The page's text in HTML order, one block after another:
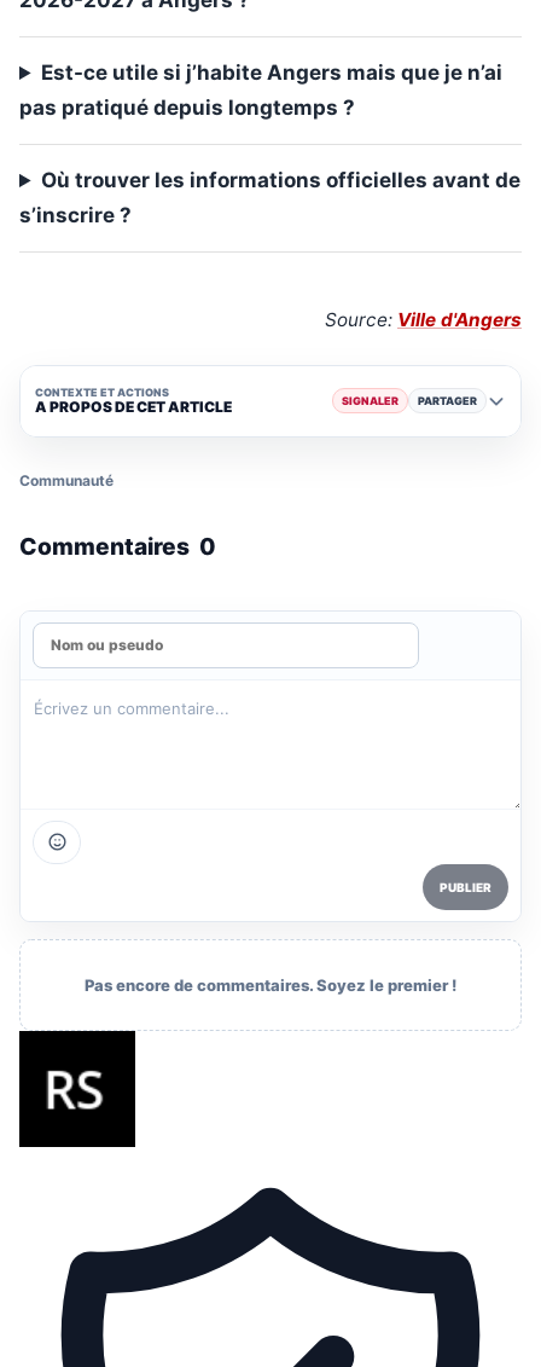
Est-ce utile si j’habite Angers mais que je n’ai
pas pratiqué depuis longtemps ?
Où trouver les informations officielles avant de
s’inscrire ?
Source: Ville d'Angers
CONTEXTE ET ACTIONS
A PROPOS DE CET ARTICLE SIGNALER PARTAGER
Communauté
Commentaires 0
PUBLIER
Pas encore de commentaires. Soyez le premier !